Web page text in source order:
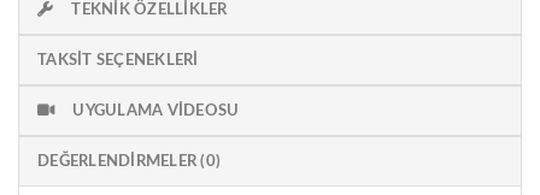
TEKNIK ÖZELLIKLER
TAKSIT SEÇENEKLERI
UYGULAMA VIDEOSU
DEĞERLENDIRMELER (0)